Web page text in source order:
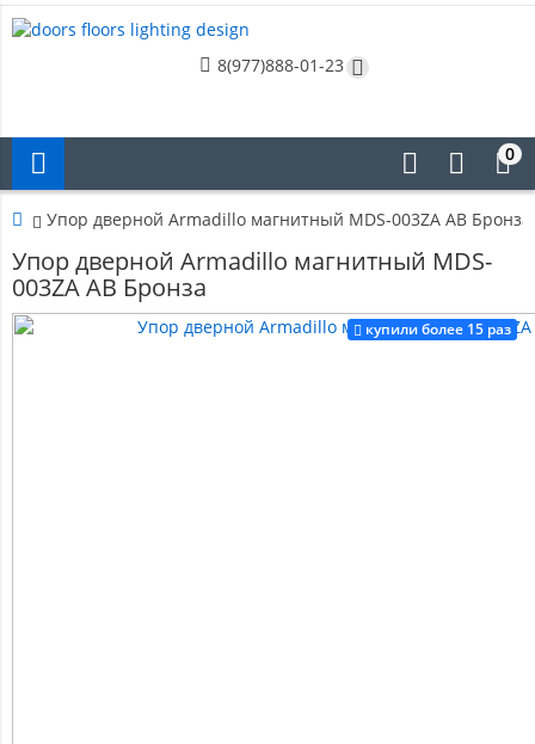
8(977)888-01-23
0
Упор дверной Armadillo магнитный MDS-003ZA AB Бронза
Упор дверной Armadillo магнитный MDS-
003ZA AB Бронза
купили более 15 раз